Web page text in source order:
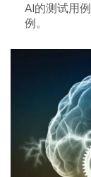
AI的测试用
例。